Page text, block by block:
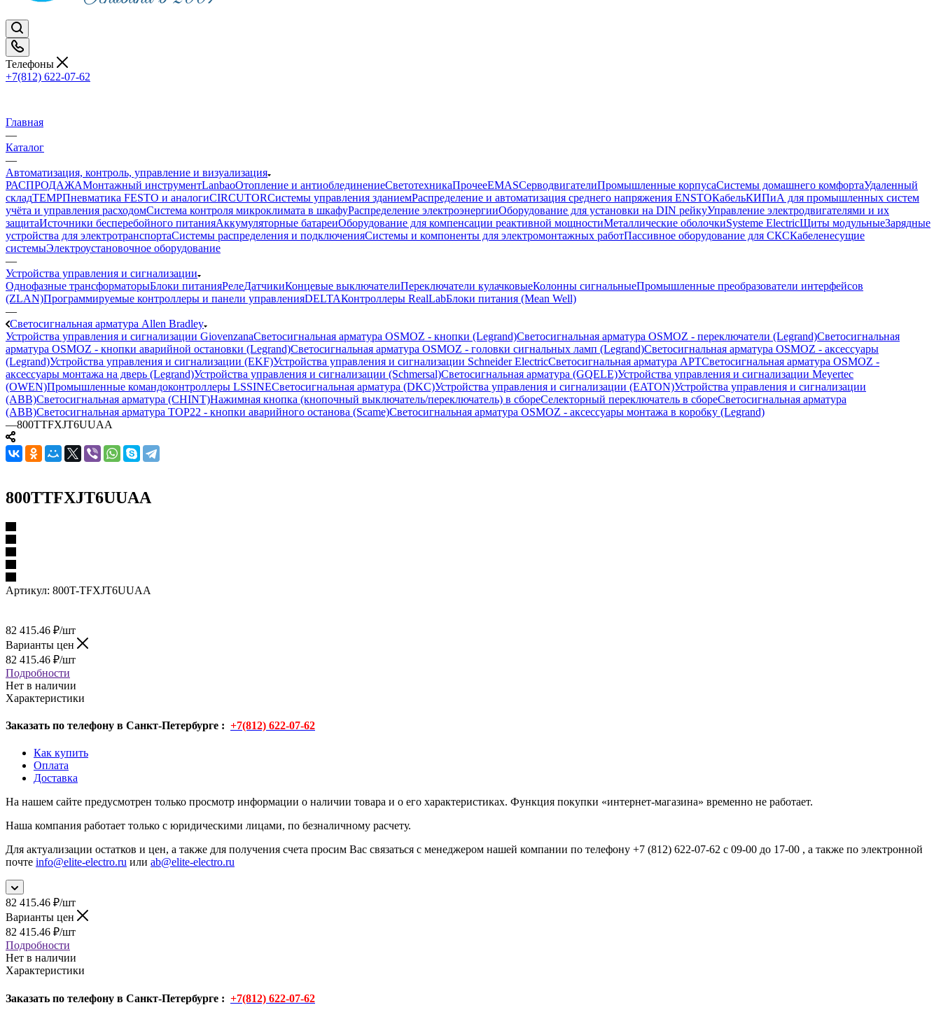
Телефоны
+7(812) 622-07-62
Главная
—
Каталог
—
Автоматизация, контроль, управление и визуализация
РАСПРОДАЖАМонтажный инструментLanbaoОтопление и антиоблединениеСветотехникаПрочееEMASCерводвигателиПромышленные корпусаСистемы домашнего комфортаУдаленный
складTEMPПневматика FESTO и аналогиCIRCUTORСистемы управления зданиемРаспределение и автоматизация среднего напряжения ENSTOКабельКИПиА для промышленных систем
учёта и управления расходомСистема контроля микроклимата в шкафуРаспределение электроэнергииОборудование для установки на DIN рейкуУправление электродвигателями и их
защитаИсточники бесперебойного питанияАккумуляторные батареиОборудование для компенсации реактивной мощностиМеталлические оболочкиSysteme ElectricЩиты модульныеЗарядные
устройства для электротранспортаСистемы распределения и подключенияСистемы и компоненты для электромонтажных работПассивное оборудование для СКСКабеленесущие
системыЭлектроустановочное оборудование
—
Устройства управления и сигнализации
Однофазные трансформаторыБлоки питанияРелеДатчикиКонцевые выключателиПереключатели кулачковыеКолонны сигнальныеПромышленные преобразователи интерфейсов
(ZLAN)Программируемые контроллеры и панели управленияDELTAКонтроллеры RealLabБлоки питания (Mean Well)
—
Светосигнальная арматура Allen Bradley
Устройства управления и сигнализации GiovenzanaСветосигнальная арматура OSMOZ - кнопки (Legrand)Светосигнальная арматура OSMOZ - переключатели (Legrand)Светосигнальная
арматура OSMOZ - кнопки аварийной остановки (Legrand)Светосигнальная арматура OSMOZ - головки сигнальных ламп (Legrand)Светосигнальная арматура OSMOZ - аксессуары
(Legrand)Устройства управления и сигнализации (EKF)Устройства управления и сигнализации Schneider ElectricСветосигнальная арматура APTСветосигнальная арматура OSMOZ -
аксессуары монтажа на дверь (Legrand)Устройства управления и сигнализации (Schmersal)Светосигнальная арматура (GQELE)Устройства управления и сигнализации Meyertec
(OWEN)Промышленные командоконтроллеры LSSINEСветосигнальная арматура (DKC)Устройства управления и сигнализации (EATON)Устройства управления и сигнализации
(ABB)Светосигнальная арматура (CHINT)Нажимная кнопка (кнопочный выключатель/переключатель) в сбореСелекторный переключатель в сбореСветосигнальная арматура
(ABB)Светосигнальная арматура TOP22 - кнопки аварийного останова (Scame)Светосигнальная арматура OSMOZ - аксессуары монтажа в коробку (Legrand)
—800TTFXJT6UUAA
800TTFXJT6UUAA
Артикул: 800T-TFXJT6UUAA
82 415.46 ₽/шт
Варианты цен
82 415.46 ₽/шт
Подробности
Нет в наличии
Характеристики
Заказать по телефону в Санкт-Петербурге : +7(812) 622-07-62
Как купить
Оплата
Доставка
На нашем сайте предусмотрен только просмотр информации о наличии товара и о его характеристиках. Функция покупки «интернет-магазина» временно не работает.
Наша компания работает только с юридическими лицами, по безналичному расчету.
Для актуализации остатков и цен, а также для получения счета просим Вас связаться с менеджером нашей компании по телефону +7 (812) 622-07-62 с 09-00 до 17-00 , а также по электронной
почте info@elite-electro.ru или ab@elite-electro.ru
82 415.46 ₽/шт
Варианты цен
82 415.46 ₽/шт
Подробности
Нет в наличии
Характеристики
Заказать по телефону в Санкт-Петербурге : +7(812) 622-07-62